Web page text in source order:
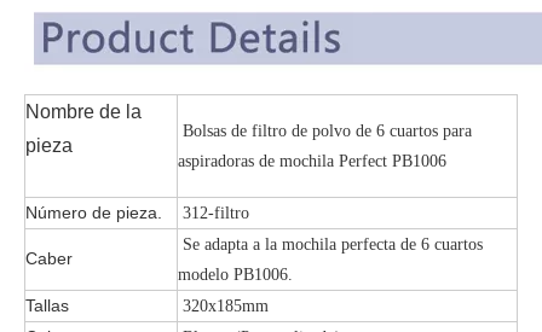
Nombre de la
pieza
Bolsas de filtro de polvo de 6 cuartos para
aspiradoras de mochila Perfect PB1006
Número de pieza. 312-filtro
Caber
Se adapta a la mochila perfecta de 6 cuartos
modelo PB1006.
Tallas 320x185mm